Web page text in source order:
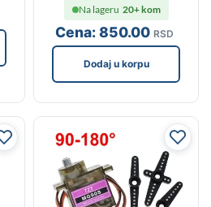
Cena:850.00 RSD
Na lageru 20+ kom
Dodaj u korpu